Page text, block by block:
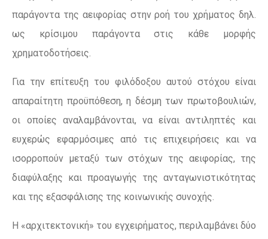
παράγοντα της αειφορίας στην ροή του χρήματος δηλ.
ως κρίσιμου παράγοντα στις κάθε μορφής
χρηματοδοτήσεις.
Για την επίτευξη του φιλόδοξου αυτού στόχου είναι
απαραίτητη προϋπόθεση, η δέσμη των πρωτοβουλιών,
οι οποίες αναλαμβάνονται, να είναι αντιληπτές και
ευχερώς εφαρμόσιμες από τις επιχειρήσεις και να
ισορροπούν μεταξύ των στόχων της αειφορίας, της
διαφύλαξης και προαγωγής της ανταγωνιστικότητας
και της εξασφάλισης της κοινωνικής συνοχής.
Η «αρχιτεκτονική» του εγχειρήματος, περιλαμβάνει δύο